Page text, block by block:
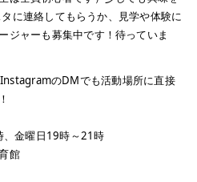
に連絡してもらうか、見学や体験に
ジャーも募集中です！待っていま
のDMでも活動場所に直接
金曜日19時～21時
館